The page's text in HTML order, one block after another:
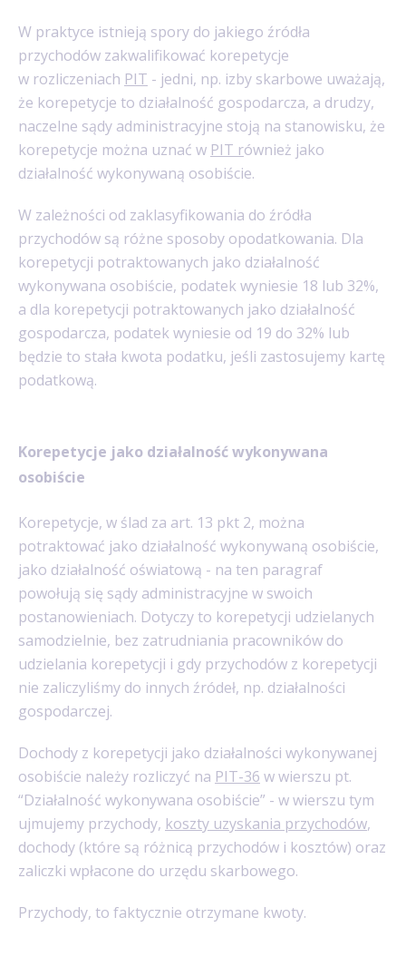
W praktyce istnieją spory do jakiego źródła
przychodów zakwalifikować korepetycje
w rozliczeniach PIT - jedni, np. izby skarbowe uważają,
że korepetycje to działalność gospodarcza, a drudzy,
naczelne sądy administracyjne stoją na stanowisku, że
korepetycje można uznać w PIT również jako
działalność wykonywaną osobiście.
W zależności od zaklasyfikowania do źródła
przychodów są różne sposoby opodatkowania. Dla
korepetycji potraktowanych jako działalność
wykonywana osobiście, podatek wyniesie 18 lub 32%,
a dla korepetycji potraktowanych jako działalność
gospodarcza, podatek wyniesie od 19 do 32% lub
będzie to stała kwota podatku, jeśli zastosujemy kartę
podatkową.
Korepetycje jako działalność wykonywana
osobiście
Korepetycje, w ślad za art. 13 pkt 2, można
potraktować jako działalność wykonywaną osobiście,
jako działalność oświatową - na ten paragraf
powołują się sądy administracyjne w swoich
postanowieniach. Dotyczy to korepetycji udzielanych
samodzielnie, bez zatrudniania pracowników do
udzielania korepetycji i gdy przychodów z korepetycji
nie zaliczyliśmy do innych źródeł, np. działalności
gospodarczej.
Dochody z korepetycji jako działalności wykonywanej
osobiście należy rozliczyć na PIT-36 w wierszu pt.
“Działalność wykonywana osobiście” - w wierszu tym
ujmujemy przychody, koszty uzyskania przychodów,
dochody (które są różnicą przychodów i kosztów) oraz
zaliczki wpłacone do urzędu skarbowego.
Przychody, to faktycznie otrzymane kwoty.